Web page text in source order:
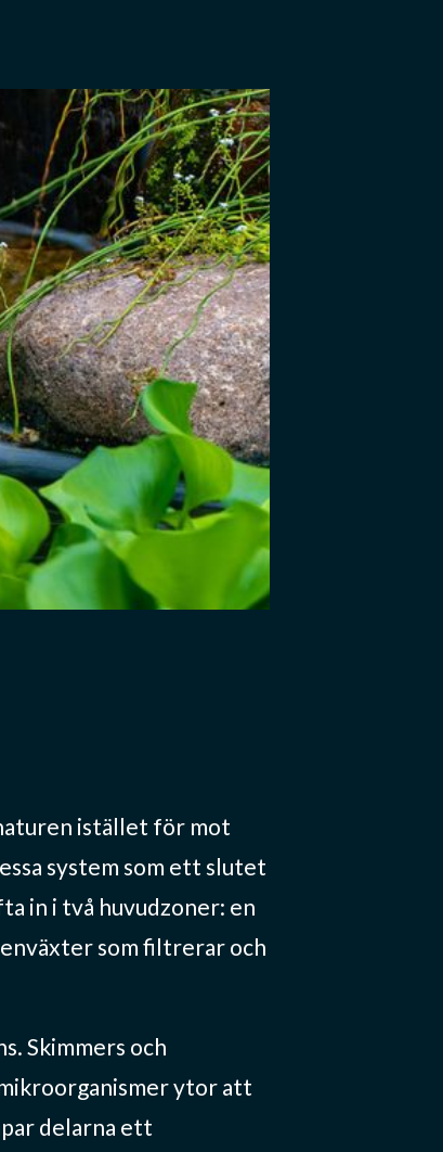
istället för mot
system som ett slutet
in i två huvudzoner: en
som filtrerar och
Skimmers och
ytor att
delarna ett